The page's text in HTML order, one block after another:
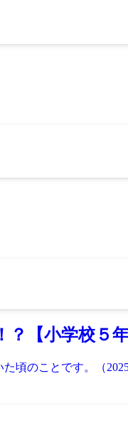
【小学校５年
のことです。（